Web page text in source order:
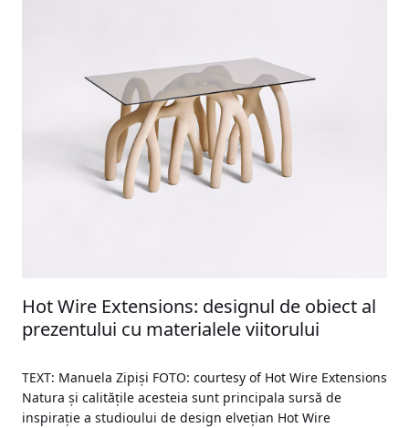
Hot Wire Extensions: designul de obiect al
prezentului cu materialele viitorului
TEXT: Manuela Zipiși FOTO: courtesy of Hot Wire Extensions
Natura și calitățile acesteia sunt principala sursă de
inspirație a studioului de design elvețian Hot Wire